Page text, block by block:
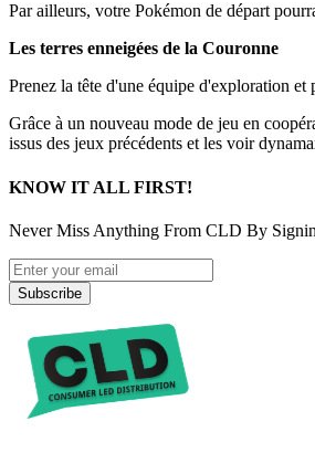
Par ailleurs, votre Pokémon de départ
Les terres enneigées de la Couronne
Prenez la tête d'une équipe d'exploration
Grâce à un nouveau mode de jeu en
issus des jeux précédents et les voir
KNOW IT ALL FIRST!
Never Miss Anything From CLD By
Subscribe